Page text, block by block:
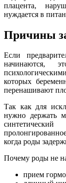
плацента,
нуждается в
Причины
Если
начинаются,
которых
перенашивают
Так как для
нужно держать
когда роды
Почему роды не
прием